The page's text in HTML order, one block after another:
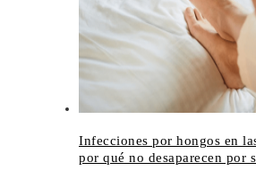
Infecciones por hongos en
por qué no desaparecen por